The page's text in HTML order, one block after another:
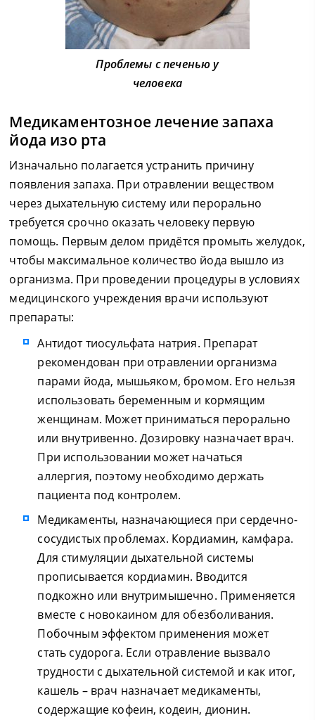
Проблемы с печенью у
человека
Медикаментозное лечение запаха
йода изо рта
Изначально полагается устранить причину
появления запаха. При отравлении веществом
через дыхательную систему или перорально
требуется срочно оказать человеку первую
помощь. Первым делом придётся промыть желудок,
чтобы максимальное количество йода вышло из
организма. При проведении процедуры в условиях
медицинского учреждения врачи используют
препараты:
Антидот тиосульфата натрия. Препарат
рекомендован при отравлении организма
парами йода, мышьяком, бромом. Его нельзя
использовать беременным и кормящим
женщинам. Может приниматься перорально
или внутривенно. Дозировку назначает врач.
При использовании может начаться
аллергия, поэтому необходимо держать
пациента под контролем.
Медикаменты, назначающиеся при сердечно-
сосудистых проблемах. Кордиамин, камфара.
Для стимуляции дыхательной системы
прописывается кордиамин. Вводится
подкожно или внутримышечно. Применяется
вместе с новокаином для обезболивания.
Побочным эффектом применения может
стать судорога. Если отравление вызвало
трудности с дыхательной системой и как итог,
кашель – врач назначает медикаменты,
содержащие кофеин, кодеин, дионин.